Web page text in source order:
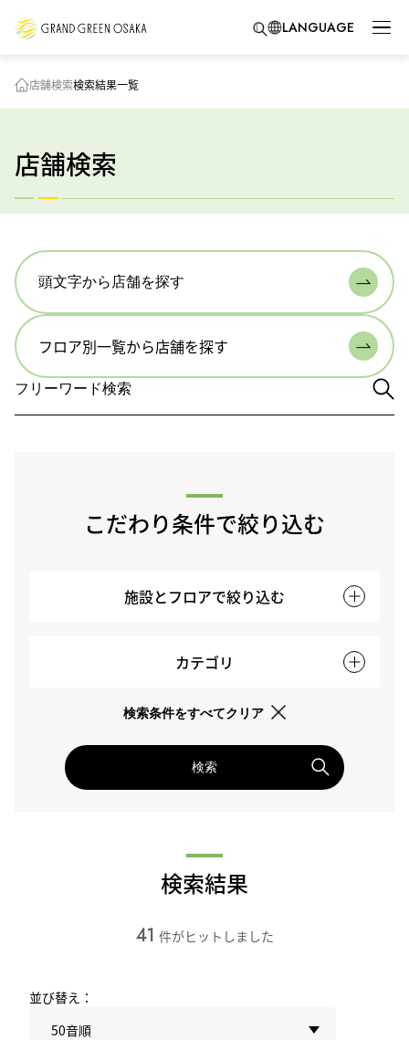
LANGUAGE
店舗検索検索結果一覧
店舗検索
頭文字から店舗を探す
フロア別一覧から店舗を探す
こだわり条件で絞り込む
施設とフロアで絞り込む
カテゴリ
検索条件をすべてクリア
検索
検索結果
41 件がヒットしました
並び替え：
50音順